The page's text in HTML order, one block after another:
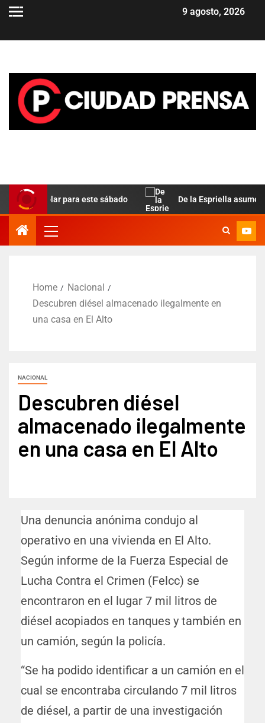
9 agosto, 2026
del dólar para este sábado De la Espriella asume en
Home
Nacional
Descubren diésel almacenado ilegalmente en
una casa en El Alto
NACIONAL
Descubren diésel
almacenado ilegalmente
en una casa en El Alto
Una denuncia anónima condujo al
operativo en una vivienda en El Alto.
Según informe de la Fuerza Especial de
Lucha Contra el Crimen (Felcc) se
encontraron en el lugar 7 mil litros de
diésel acopiados en tanques y también en
un camión, según la policía.
“Se ha podido identificar a un camión en el
cual se encontraba circulando 7 mil litros
de diésel, a partir de una investigación